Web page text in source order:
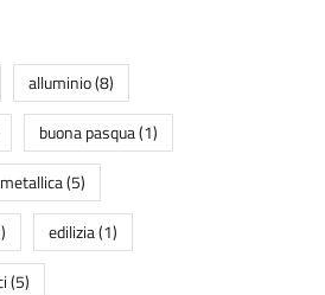
alluminio(8)
buona pasqua(1)
(5)
edilizia(1)
(5)